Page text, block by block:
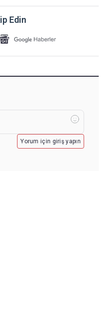
Edin
Yorum için giriş yapın